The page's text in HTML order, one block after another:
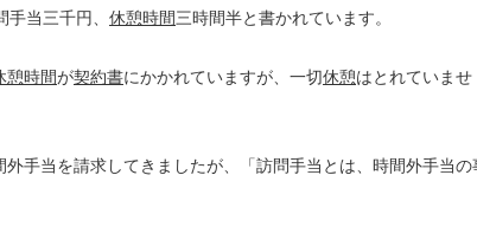
当三千円、 休憩時間三時間半と書かれています。
憩時間が契約書にかかれていますが、一切休憩はとれていませ
外手当を請求してきましたが、「訪問手当とは、時間外手当の